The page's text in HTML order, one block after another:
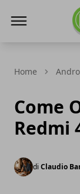
Home
Come
Redmi
di Claudio